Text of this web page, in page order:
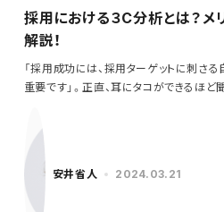
採用における３C分析とは？メ
解説！
「採用成功には、採用ターゲットに刺さ
重要です」。正直、耳にタコができるほど
安井省人 2024.03.21